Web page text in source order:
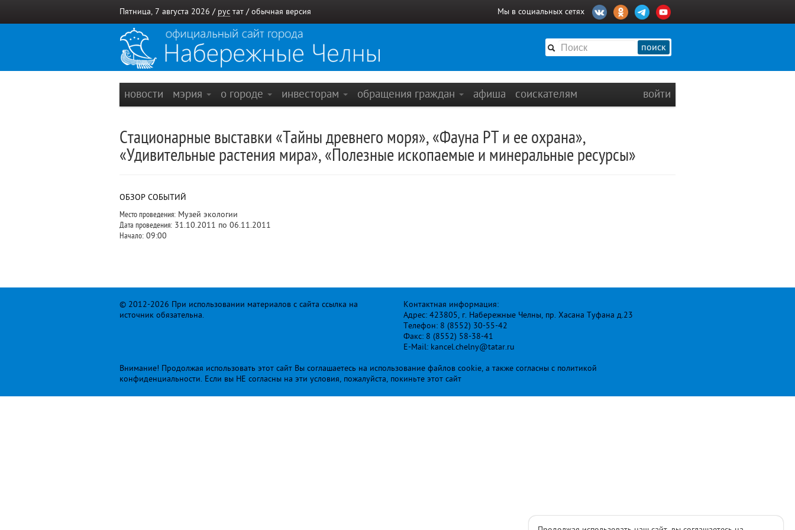
Пятница, 7 августа 2026 / рус тат / обычная версия Мы в социальных сетях
поиск
новости мэрия о городе инвесторам обращения граждан афиша соискателям войти
Стационарные выставки «Тайны древнего моря», «Фауна РТ и ее охрана»,
«Удивительные растения мира», «Полезные ископаемые и минеральные ресурсы»
ОБЗОР СОБЫТИЙ
Место проведения: Музей экологии
Дата проведения: 31.10.2011 по 06.11.2011
Начало: 09:00
© 2012-2026 При использовании материалов с сайта ссылка на
источник обязательна.
Контактная информация:
Адрес: 423805, г. Набережные Челны, пр. Хасана Туфана д.23
Телефон: 8 (8552) 30-55-42
Факс: 8 (8552) 58-38-41
E-Mail: kancel.chelny@tatar.ru
Внимание! Продолжая использовать этот сайт Вы соглашаетесь на использование файлов cookie, а также согласны с политикой
конфиденциальности. Если вы НЕ согласны на эти условия, пожалуйста, покиньте этот сайт